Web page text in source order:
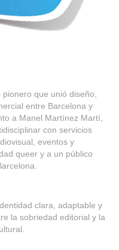
que unió diseño,
entre Barcelona y
a Manel Martínez Martí,
con servicios
eventos y
queer y a un público
clara, adaptable y
la sobriedad editorial y la